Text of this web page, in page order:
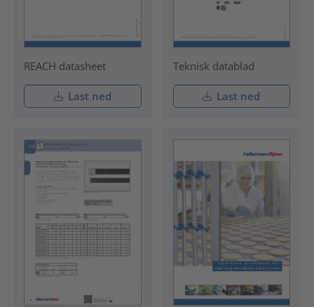
REACH datasheet
Last ned
Teknisk datablad
Last ned